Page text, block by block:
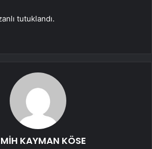
tutuklandı.
KAYMAN KÖSE